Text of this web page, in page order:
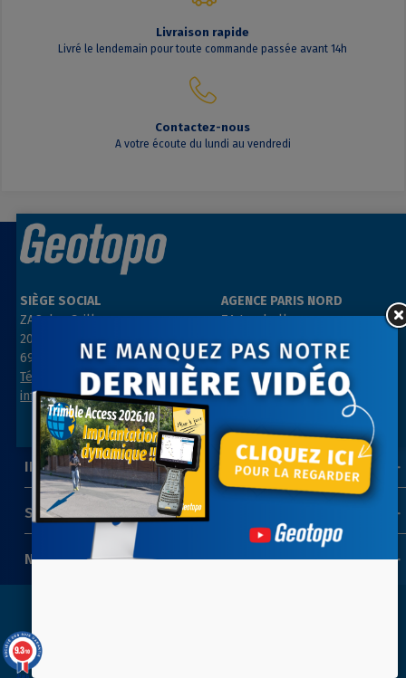
Livraison rapide
Livré le lendemain pour toute commande passée avant 14h
Contactez-nous
A votre écoute du lundi au vendredi
SIÈGE SOCIAL
ZAC des Grillons
208, rue de l’Ancienne Distillerie
69400 GLEIZÉ
Tél : 04 74 69 94 00
info@geotopo.fr
AGENCE PARIS NORD
ZA Les belles vues
3, rue des Prés
91290 ARPAJON
Tél : 01 64 55 11 80
contact@geotopo.fr
SUIVEZ-NOUS
INFORMATIONS
NEWSLETTER
9.3/10
39 avis